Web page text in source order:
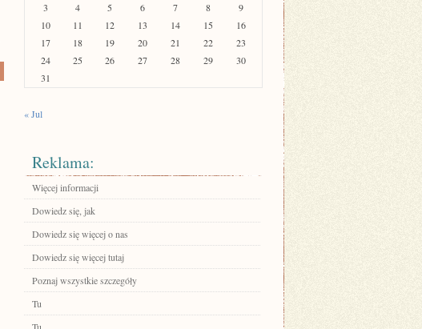
3
4 5 6 7 8
9
10
11 12 13 14 15
16
17
18 19 20 21 22
23
24
25 26 27 28 29
30
31
« Jul
Reklama:
Więcej informacji
Dowiedz się, jak
Dowiedz się więcej o nas
Dowiedz się więcej tutaj
Poznaj wszystkie szczegóły
Tu